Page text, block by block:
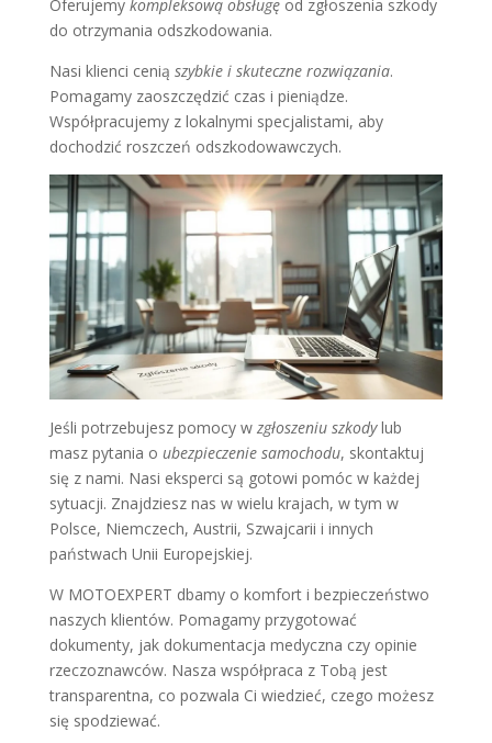
Oferujemy kompleksową obsługęod zgłoszenia szkody
do otrzymania odszkodowania.
Nasi klienci cenią szybkie i skuteczne rozwiązania.
Pomagamy zaoszczędzić czas i pieniądze.
Współpracujemy z lokalnymi specjalistami, aby
dochodzić roszczeń odszkodowawczych.
Jeśli potrzebujesz pomocy w zgłoszeniu szkodylub
masz pytania o ubezpieczenie samochodu, skontaktuj
się z nami. Nasi eksperci są gotowi pomóc w każdej
sytuacji. Znajdziesz nas w wielu krajach, w tym w
Polsce, Niemczech, Austrii, Szwajcarii i innych
państwach Unii Europejskiej.
W MOTOEXPERT dbamy o komfort i bezpieczeństwo
naszych klientów. Pomagamy przygotować
dokumenty, jak dokumentacja medyczna czy opinie
rzeczoznawców. Nasza współpraca z Tobą jest
transparentna, co pozwala Ci wiedzieć, czego możesz
się spodziewać.